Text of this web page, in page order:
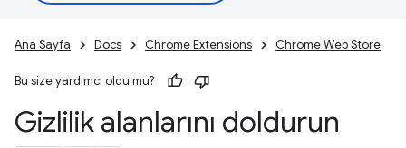
Ana Sayfa Docs Chrome Extensions Chrome Web Store
Bu size yardımcı oldu mu?
Gizlilik alanlarını doldurun